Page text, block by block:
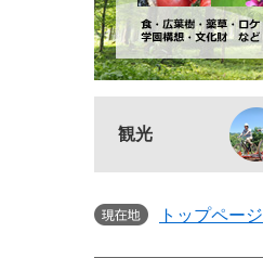
観光
トップページ